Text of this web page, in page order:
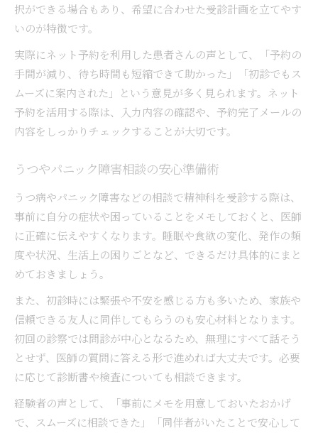
択ができる場合もあり、希望に合わせた受診計画を立てやす
いのが特徴です。
実際にネット予約を利用した患者さんの声として、「予約の
手間が減り、待ち時間も短縮できて助かった」「初診でもス
ムーズに案内された」という意見が多く見られます。ネット
予約を活用する際は、入力内容の確認や、予約完了メールの
内容をしっかりチェックすることが大切です。
うつやパニック障害相談の安心準備術
うつ病やパニック障害などの相談で精神科を受診する際は、
事前に自分の症状や困っていることをメモしておくと、医師
に正確に伝えやすくなります。睡眠や食欲の変化、発作の頻
度や状況、生活上の困りごとなど、できるだけ具体的にまと
めておきましょう。
また、初診時には緊張や不安を感じる方も多いため、家族や
信頼できる友人に同伴してもらうのも安心材料となります。
初回の診察では問診が中心となるため、無理にすべて話そう
とせず、医師の質問に答える形で進めれば大丈夫です。必要
に応じて診断書や検査についても相談できます。
経験者の声として、「事前にメモを用意しておいたおかげ
で、スムーズに相談できた」「同伴者がいたことで安心して